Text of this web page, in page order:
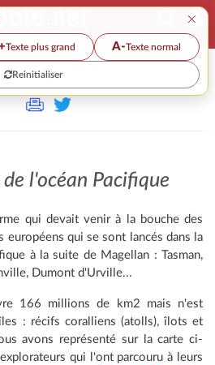
×
Texte plus grand A-Texte normal
Reinitialiser
l'océan Pacifique
qui devait venir à la bouche des
européens qui se sont lancés dans la
à la suite de Magellan : Tasman,
Dumont d'Urville...
166 millions de km2 mais n'est
: récifs coralliens (atolls), îlots et
avons représenté sur la carte ci-
qui l'ont parcouru à leurs